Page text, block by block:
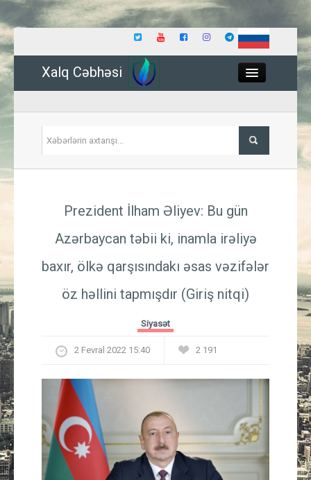
Xalq Cəbhəsi
İqtisadiyyat
Hadisə
İdman
Layihə
Prezident İlham Əliyev: Bu gün
Azərbaycan təbii ki, inamla irəliyə
baxır, ölkə qarşısındakı əsas vəzifələr
öz həllini tapmışdır (Giriş nitqi)
Siyasət
2 Fevral 2022 15:40 2 191